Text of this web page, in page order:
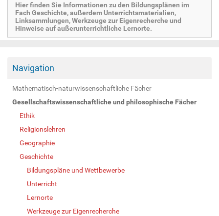
Hier finden Sie Informationen zu den Bildungsplänen im
Fach Geschichte, außerdem Unterrichtsmaterialien,
Linksammlungen, Werkzeuge zur Eigenrecherche und
Hinweise auf außerunterrichtliche Lernorte.
Navigation
Mathematisch-naturwissenschaftliche Fächer
Gesellschaftswissenschaftliche und philosophische Fächer
Ethik
Religionslehren
Geographie
Geschichte
Bildungspläne und Wettbewerbe
Unterricht
Lernorte
Werkzeuge zur Eigenrecherche